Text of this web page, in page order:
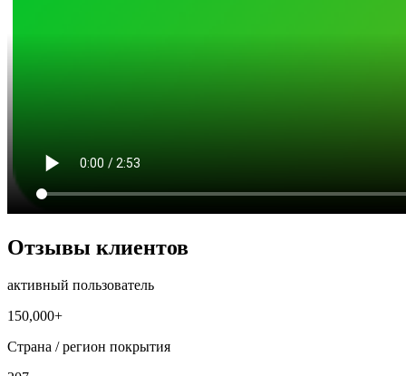
Отзывы клиентов
активный пользователь
150,000+
Страна / регион покрытия